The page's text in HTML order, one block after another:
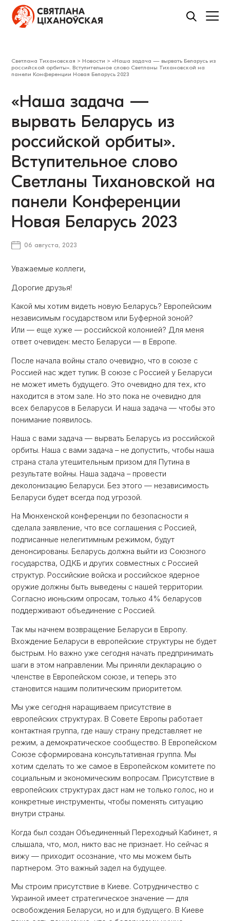
Светлана Тихановская > Новости >«Наша задача — вырвать Беларусь из
российской орбиты». Вступительное слово Светланы Тихановской на
панели Конференции Новая Беларусь 2023
«Наша задача —
вырвать Беларусь из
российской орбиты».
Вступительное слово
Светланы Тихановской на
панели Конференции
Новая Беларусь 2023
06 августа, 2023
Уважаемые коллеги,
Дорогие друзья!
Какой мы хотим видеть новую Беларусь? Европейским
независимым государством или Буферной зоной?
Или — еще хуже — российской колонией? Для меня
ответ очевиден: место Беларуси — в Европе.
После начала войны стало очевидно, что в союзе с
Россией нас ждет тупик. В союзе с Россией у Беларуси
не может иметь будущего. Это очевидно для тех, кто
находится в этом зале. Но это пока не очевидно для
всех беларусов в Беларуси. И наша задача — чтобы это
понимание появилось.
Наша с вами задача — вырвать Беларусь из российской
орбиты. Наша с вами задача – не допустить, чтобы наша
страна стала утешительным призом для Путина в
результате войны. Наша задача – провести
деколонизацию Беларуси. Без этого — независимость
Беларуси будет всегда под угрозой.
На Мюнхенской конференции по безопасности я
сделала заявление, что все соглашения с Россией,
подписанные нелегитимным режимом, будут
денонсированы. Беларусь должна выйти из Союзного
государства, ОДКБ и других совместных с Россией
структур. Российские войска и российское ядерное
оружие должны быть выведены с нашей территории.
Согласно июньским опросам, только 4% беларусов
поддерживают объединение с Россией.
Так мы начнем возвращение Беларуси в Европу.
Вхождение Беларуси в европейские структуры не будет
быстрым. Но важно уже сегодня начать предпринимать
шаги в этом направлении. Мы приняли декларацию о
членстве в Европейском союзе, и теперь это
становится нашим политическим приоритетом.
Мы уже сегодня наращиваем присутствие в
европейских структурах. В Совете Европы работает
контактная группа, где нашу страну представляет не
режим, а демократическое сообщество. В Европейском
Союзе сформирована консультативная группа. Мы
хотим сделать то же самое в Европейском комитете по
социальным и экономическим вопросам. Присутствие в
европейских структурах даст нам не только голос, но и
конкретные инструменты, чтобы поменять ситуацию
внутри страны.
Когда был создан Объединенный Переходный Кабинет, я
слышала, что, мол, никто вас не признает. Но сейчас я
вижу — приходит осознание, что мы можем быть
партнером. Это важный задел на будущее.
Мы строим присутствие в Киеве. Сотрудничество с
Украиной имеет стратегическое значение — для
освобождения Беларуси, но и для будущего. В Киеве